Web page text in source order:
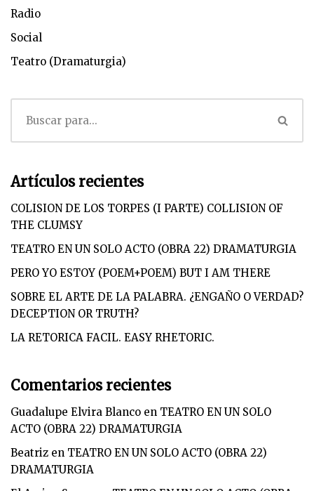
Radio
Social
Teatro (Dramaturgia)
Artículos recientes
COLISION DE LOS TORPES (I PARTE) COLLISION OF
THE CLUMSY
TEATRO EN UN SOLO ACTO (OBRA 22) DRAMATURGIA
PERO YO ESTOY (POEM+POEM) BUT I AM THERE
SOBRE EL ARTE DE LA PALABRA. ¿ENGAÑO O VERDAD?
DECEPTION OR TRUTH?
LA RETORICA FACIL. EASY RHETORIC.
Comentarios recientes
Guadalupe Elvira Blanco en TEATRO EN UN SOLO
ACTO (OBRA 22) DRAMATURGIA
Beatriz en TEATRO EN UN SOLO ACTO (OBRA 22)
DRAMATURGIA